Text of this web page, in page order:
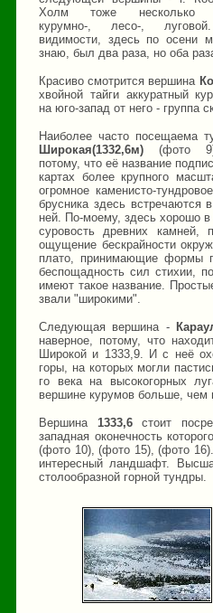
Холм тоже несколько
курумно-, лесо-,
видимости, здесь по осени
знаю, был два раза, но оба
Красиво смотрится вершина
хвойной тайги аккуратный
на юго-запад от него - группа
Наиболее часто посещаема
Широкая(1332,6м) (фото
потому, что её название
картах более крупного
огромное каменисто-
брусника здесь
ней. По-моему, здесь хорошо
суровость древних камней,
ощущение бескрайности
плато, принимающие формы
беспощадность сил стихии,
имеют такое название.
звали "широкими".
Следующая вершина -
наверное, потому, что
Широкой и 1333,9. И с неё
горы, на которых могли
го века на высокогорных
вершине курумов больше, чем
Вершина 1333,6стоит
западная оконечность
(фото 10), (фото 15), (фото
интересный ландшафт.
столообразной горной тундры.